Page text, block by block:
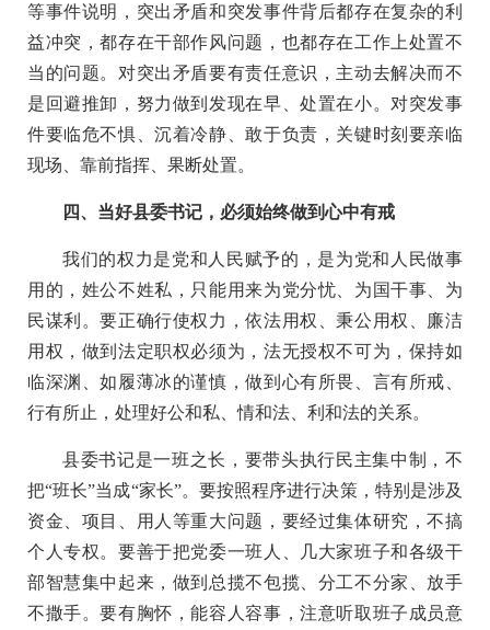
等事件说明，突出矛盾和突发事件背后都存在复杂的利
益冲突，都存在干部作风问题，也都存在工作上处置不
当的问题。对突出矛盾要有责任意识，主动去解决而不
是回避推卸，努力做到发现在早、处置在小。对突发事
件要临危不惧、沉着冷静、敢于负责，关键时刻要亲临
现场、靠前指挥、果断处置。
四、当好县委书记，必须始终做到心中有戒
我们的权力是党和人民赋予的，是为党和人民做事
用的，姓公不姓私，只能用来为党分忧、为国干事、为
民谋利。要正确行使权力，依法用权、秉公用权、廉洁
用权，做到法定职权必须为，法无授权不可为，保持如
临深渊、如履薄冰的谨慎，做到心有所畏、言有所戒、
行有所止，处理好公和私、情和法、利和法的关系。
县委书记是一班之长，要带头执行民主集中制，不
把“班长”当成“家长”。要按照程序进行决策，特别是涉及
资金、项目、用人等重大问题，要经过集体研究，不搞
个人专权。要善于把党委一班人、几大家班子和各级干
部智慧集中起来，做到总揽不包揽、分工不分家、放手
不撒手。要有胸怀，能容人容事，注意听取班子成员意